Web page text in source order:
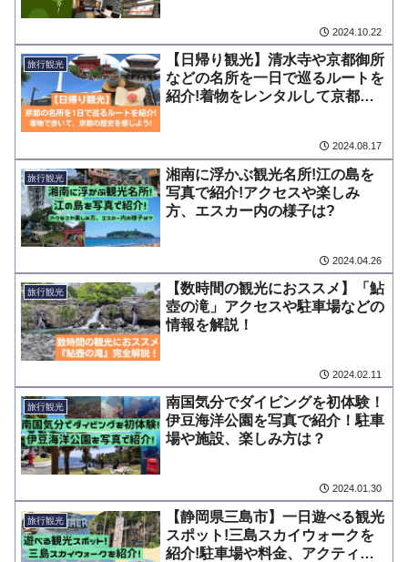
2024.10.22
旅行観光
【日帰り観光】清水寺や京都御所
などの名所を一日で巡るルートを
紹介!着物をレンタルして京都の
2024.08.17
旅行観光
湘南に浮かぶ観光名所!江の島を
写真で紹介!アクセスや楽しみ
方、エスカー内の様子は?
2024.04.26
旅行観光
【数時間の観光におススメ】「鮎
壺の滝」アクセスや駐車場などの
情報を解説！
2024.02.11
旅行観光
南国気分でダイビングを初体験！
伊豆海洋公園を写真で紹介！駐車
場や施設、楽しみ方は？
2024.01.30
旅行観光
【静岡県三島市】一日遊べる観光
スポット!三島スカイウォークを
紹介!駐車場や料金、アクティビ